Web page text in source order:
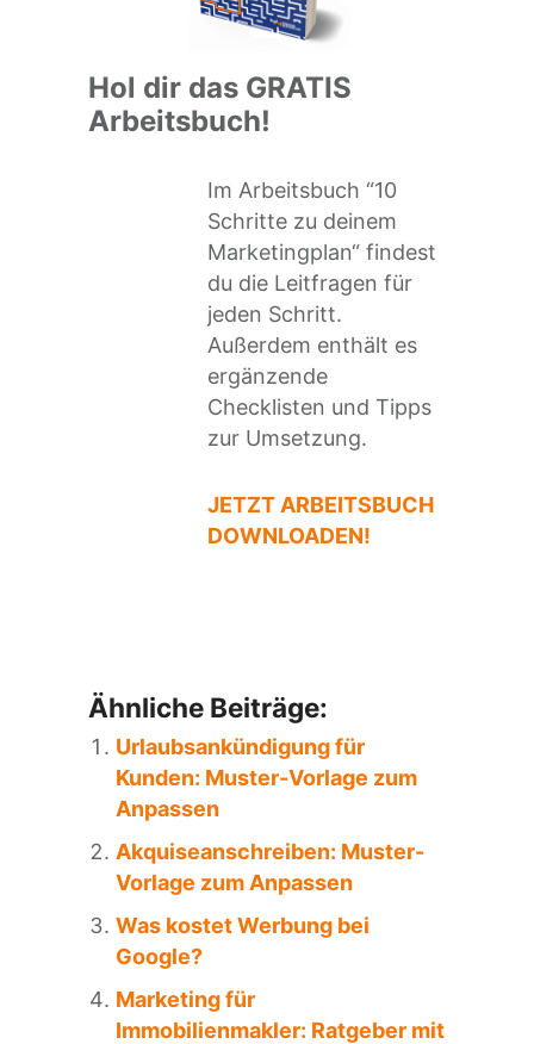
Hol dir das GRATIS
Arbeitsbuch!
Im Arbeitsbuch “10
Schritte zu deinem
Marketingplan“ findest
du die Leitfragen für
jeden Schritt.
Außerdem enthält es
ergänzende
Checklisten und Tipps
zur Umsetzung.
JETZT ARBEITSBUCH
DOWNLOADEN!
Ähnliche Beiträge:
Urlaubsankündigung für
Kunden: Muster-Vorlage zum
Anpassen
Akquiseanschreiben: Muster-
Vorlage zum Anpassen
Was kostet Werbung bei
Google?
Marketing für
Immobilienmakler: Ratgeber mit